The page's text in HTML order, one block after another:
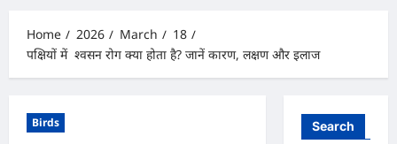
Home 2026 March
18
पक्षियों में श्वसन रोग क्या होता है? जानें कारण, लक्षण और इलाज
Birds Search